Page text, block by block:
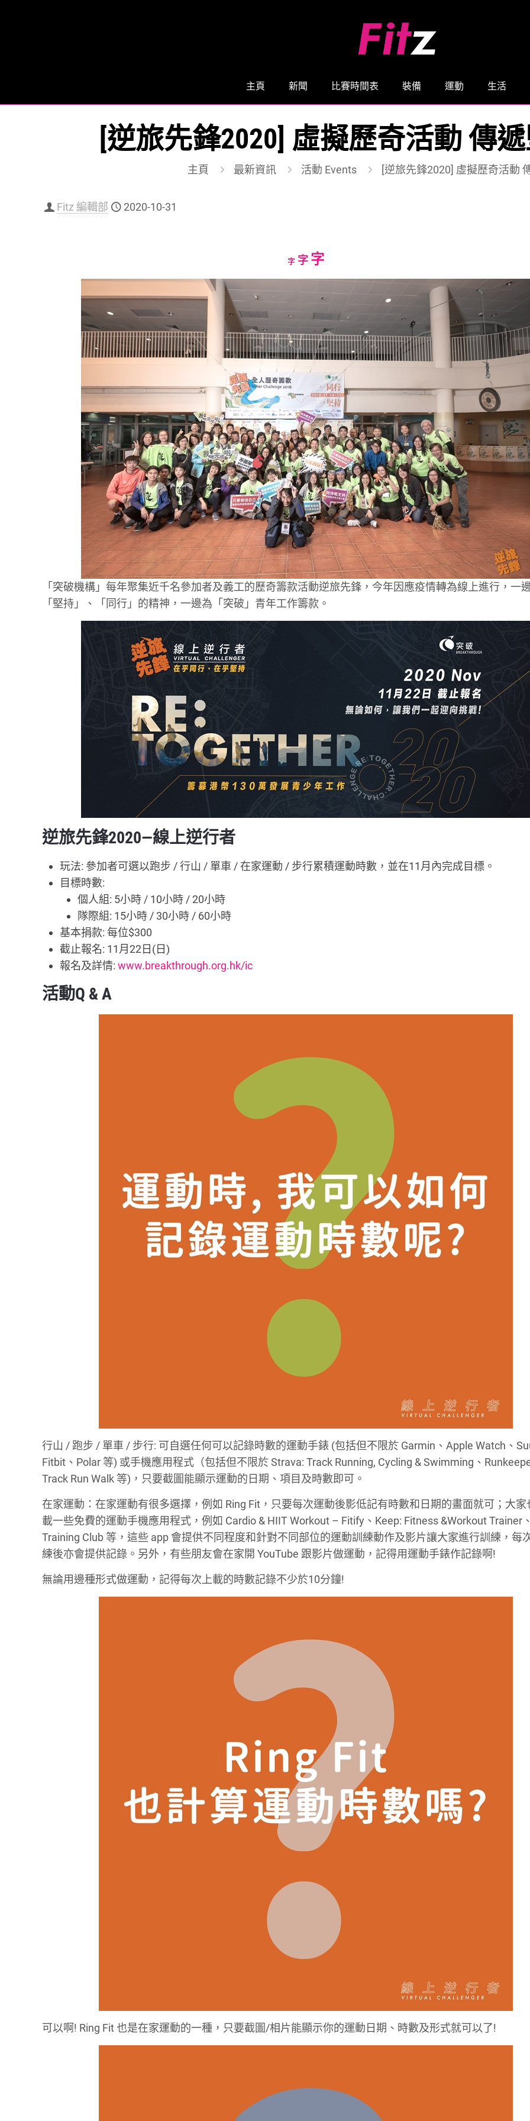
主頁 新聞 比賽時間表 裝備 運動 生活
[逆旅先鋒2020] 虛擬歷奇活動 傳
主頁 最新資訊 活動 Events [逆旅先鋒2020] 虛擬歷奇活動
Fitz 編輯部 2020-10-31
字Decrease
字Reset
字Increase
font
size.
「突破機構」每年聚集近千名參加者及義工的歷奇籌款活動逆旅先鋒，今年因應疫情轉為線上進行，一
「堅持」、「同行」的精神，一邊為「突破」青年工作籌款。
逆旅先鋒2020—線上逆行者
玩法: 參加者可選以跑步 / 行山 / 單車 / 在家運動 / 步行累積運動時數，並在11月內完成目標。
目標時數:
個人組: 5小時 / 10小時 / 20小時
隊際組: 15小時 / 30小時 / 60小時
基本捐款: 每位$300
截止報名: 11月22日(日)
報名及詳情:www.breakthrough.org.hk/ic
活動Q & A
行山 / 跑步 / 單車 / 步行: 可自選任何可以記錄時數的運動手錶 (包括但不限於 Garmin、Apple Watch、
Fitbit、Polar 等) 或手機應用程式（包括但不限於 Strava: Track Running, Cycling & Swimming、
Track Run Walk 等)，只要截圖能顯示運動的日期、項目及時數即可。
在家運動：在家運動有很多選擇，例如 Ring Fit，只要每次運動後影低記有時數和日期的畫面就可；大家
載一些免費的運動手機應用程式，例如 Cardio & HIIT Workout – Fitify、Keep: Fitness &Workout Trainer
Training Club 等，這些 app 會提供不同程度和針對不同部位的運動訓練動作及影片讓大家進行訓練，每
練後亦會提供記錄。另外，有些朋友會在家開 YouTube 跟影片做運動，記得用運動手錶作記錄啊!
無論用邊種形式做運動，記得每次上載的時數記錄不少於10分鐘!
可以啊! Ring Fit 也是在家運動的一種，只要截圖/相片能顯示你的運動日期、時數及形式就可以了!